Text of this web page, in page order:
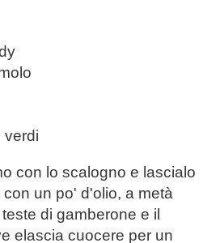
verdi
con lo scalogno e lascialo
un po' d'olio, a metà
di gamberone e il
elascia cuocere per un